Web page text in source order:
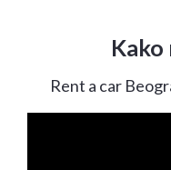
Kako
Rent a car